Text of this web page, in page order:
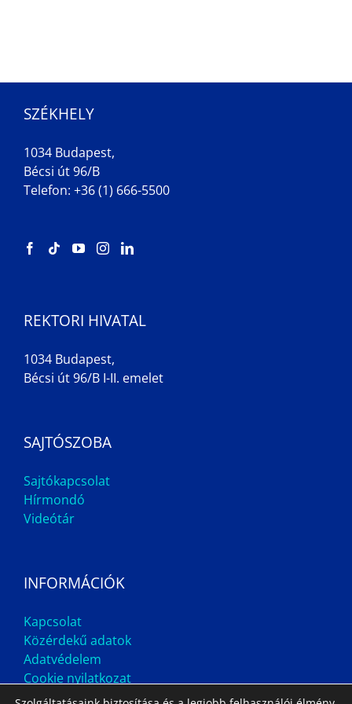
SZÉKHELY
1034 Budapest,
Bécsi út 96/B
Telefon: +36 (1) 666-5500
REKTORI HIVATAL
1034 Budapest,
Bécsi út 96/B I-II. emelet
SAJTÓSZOBA
Sajtókapcsolat
Hírmondó
Videótár
INFORMÁCIÓK
Kapcsolat
Közérdekű adatok
Adatvédelem
Cookie nyilatkozat